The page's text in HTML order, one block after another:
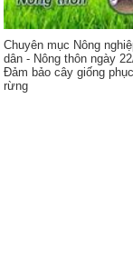
Chuyên mục Nông
dân - Nông thôn ngày
Đảm bảo cây giống
rừng